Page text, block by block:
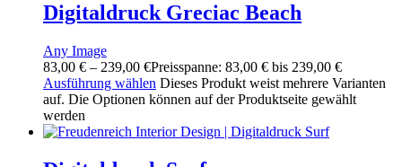
Digitaldruck Greciac Beach
Any Image
83,00 € – 239,00 €Preisspanne: 83,00 € bis 239,00 €
Ausführung wählen Dieses Produkt weist mehrere Varianten
auf. Die Optionen können auf der Produktseite gewählt
werden